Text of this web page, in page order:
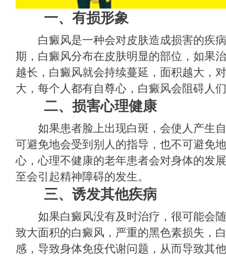
一、有损形象
白癜风是一种会对皮肤造成损害的疾病
期，白癜风分布在皮肤明显的部位，如果
越长，白癜风就会持续蔓延，面积越大，
大，每个人都有自尊心，白癜风会阻碍人
二、损害心理健康
如果患者脸上出现白斑，会使人产生自
可避免地会受到别人的指导，也不可避免
心，心理不健康的老年患者会对身体的发
至会引起精神障碍的发生。
三、诱发其他疾病
如果白癜风没有及时治疗，很可能会随
致大面积的白癜风，严重的黑色素损失，
感，导致身体免疫代谢问题，从而导致其